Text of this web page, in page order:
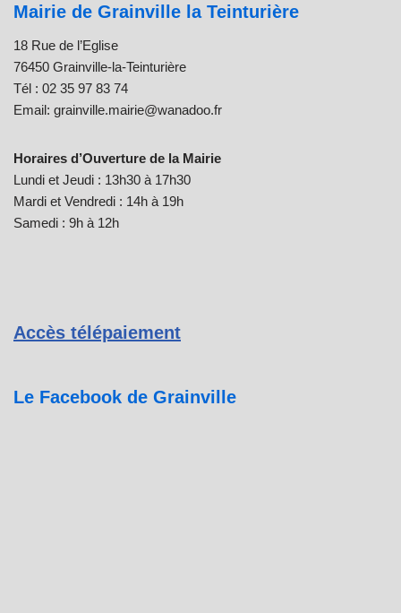
Mairie de Grainville la Teinturière
18 Rue de l’Eglise
76450 Grainville-la-Teinturière
Tél : 02 35 97 83 74
Email: grainville.mairie@wanadoo.fr
Horaires d’Ouverture de la Mairie
Lundi et Jeudi : 13h30 à 17h30
Mardi et Vendredi : 14h à 19h
Samedi : 9h à 12h
Accès télépaiement
Le Facebook de Grainville